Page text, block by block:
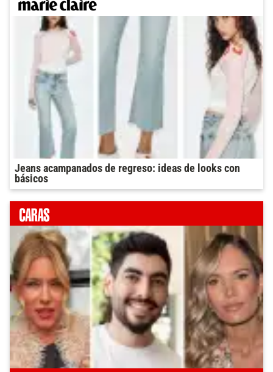
Jeans acampanados de regreso: ideas de looks con
básicos